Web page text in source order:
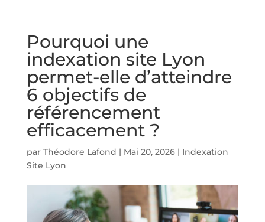
Pourquoi une
indexation site Lyon
permet-elle d’atteindre
6 objectifs de
référencement
efficacement ?
par Théodore Lafond | Mai 20, 2026| Indexation
Site Lyon